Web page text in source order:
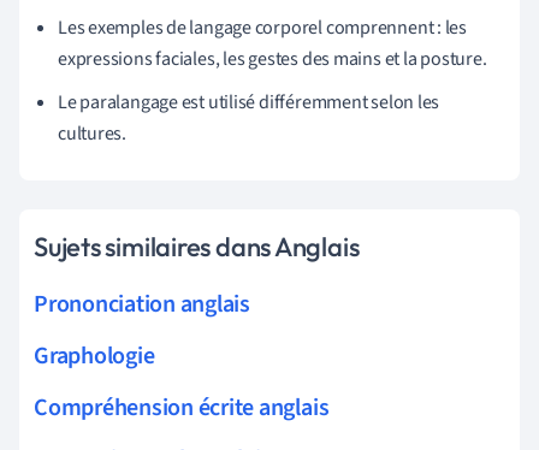
Les exemples de langage corporel comprennent : les
expressions faciales, les gestes des mains et la posture.
Le paralangage est utilisé différemment selon les
cultures.
Sujets similaires dans Anglais
Prononciation anglais
Graphologie
Compréhension écrite anglais